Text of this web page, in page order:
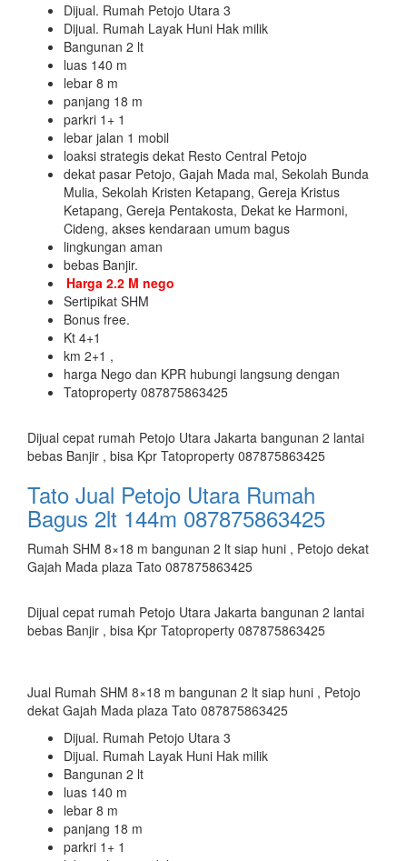
Dijual. Rumah Petojo Utara 3
Dijual. Rumah Layak Huni Hak milik
Bangunan 2 lt
luas 140 m
lebar 8 m
panjang 18 m
parkri 1+ 1
lebar jalan 1 mobil
loaksi strategis dekat Resto Central Petojo
dekat pasar Petojo, Gajah Mada mal, Sekolah Bunda
Mulia, Sekolah Kristen Ketapang, Gereja Kristus
Ketapang, Gereja Pentakosta, Dekat ke Harmoni,
Cideng, akses kendaraan umum bagus
lingkungan aman
bebas Banjir.
Harga 2.2 M nego
Sertipikat SHM
Bonus free.
Kt 4+1
km 2+1 ,
harga Nego dan KPR hubungi langsung dengan
Tatoproperty 087875863425
Dijual cepat rumah Petojo Utara Jakarta bangunan 2 lantai
bebas Banjir , bisa Kpr Tatoproperty 087875863425
Tato Jual Petojo Utara Rumah
Bagus 2lt 144m 087875863425
Rumah SHM 8×18 m bangunan 2 lt siap huni , Petojo dekat
Gajah Mada plaza Tato 087875863425
Dijual cepat rumah Petojo Utara Jakarta bangunan 2 lantai
bebas Banjir , bisa Kpr Tatoproperty 087875863425
Jual Rumah SHM 8×18 m bangunan 2 lt siap huni , Petojo
dekat Gajah Mada plaza Tato 087875863425
Dijual. Rumah Petojo Utara 3
Dijual. Rumah Layak Huni Hak milik
Bangunan 2 lt
luas 140 m
lebar 8 m
panjang 18 m
parkri 1+ 1